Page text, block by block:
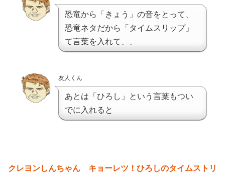
恐竜から「きょう」の音をとって、
恐竜ネタだから「タイムスリップ」
て言葉を入れて、、
友人くん
あとは「ひろし」という言葉もつい
でに入れると
クレヨンしんちゃん キョーレツ！ひろしのタイムストリ